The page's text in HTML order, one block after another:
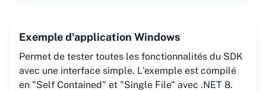
Exemple d'application Windows
Permet de tester toutes les fonctionnalités du SDK
avec une interface simple. L'exemple est compilé
en "Self Contained" et "Single File" avec .NET 8.